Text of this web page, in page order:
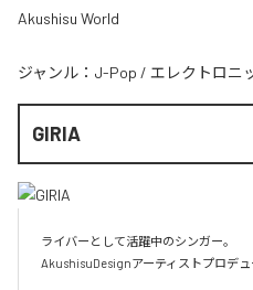
Akushisu World
ジャンル： J-Pop / エレクトロニ
GIRIA
ライバーとして活躍中のシンガー。
AkushisuDesignアーティストプロデュ